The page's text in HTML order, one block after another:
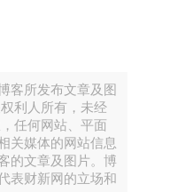
中国科学调查中心吴
与谢宇老师使用中国
收入不平等，并成功
老师希望我结合这段
些感悟，并为青年学
，我无比荣幸，但又
的学术道路似乎颇为
流大学获得了终身教
所发布文章及图
利人所有，未经
任何网站、平面
关媒体的网站信息
的文章及图片。博
表财新网的立场和